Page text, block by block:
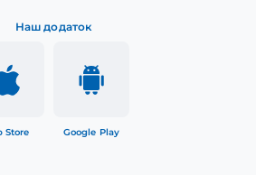
Наш додаток
Store Google Play